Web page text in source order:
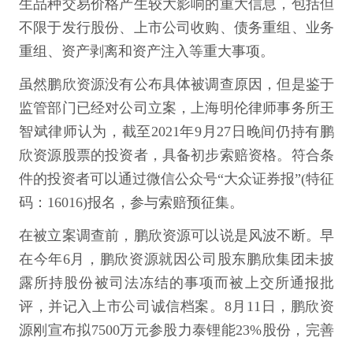
生品种交易价格产生较大影响的重大信息，包括但
不限于发行股份、上市公司收购、债务重组、业务
重组、资产剥离和资产注入等重大事项。
虽然鹏欣资源没有公布具体被调查原因，但是鉴于
监管部门已经对公司立案，上海明伦律师事务所王
智斌律师认为，截至2021年9月27日晚间仍持有鹏
欣资源股票的投资者，具备初步索赔资格。符合条
件的投资者可以通过微信公众号“大众证券报”(特征
码：16016)报名，参与索赔预征集。
在被立案调查前，鹏欣资源可以说是风波不断。早
在今年6月，鹏欣资源就因公司股东鹏欣集团未披
露所持股份被司法冻结的事项而被上交所通报批
评，并记入上市公司诚信档案。8月11日，鹏欣资
源刚宣布拟7500万元参股力泰锂能23%股份，完善